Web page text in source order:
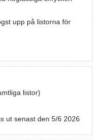
upp på listorna för
listor)
ut senast den 5/6 2026